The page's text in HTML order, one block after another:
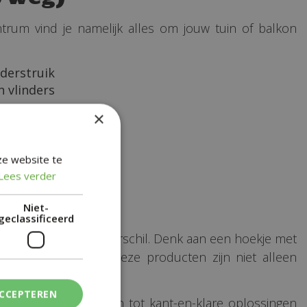
vind je namelijk alles om jouw tuin of balkon
vlinders
al een groot verschil. Denk aan een hoekje met
is: veel van deze producten zijn niet alleen
tot kant-en-klare oplossingen
×
website te
verder
Niet-